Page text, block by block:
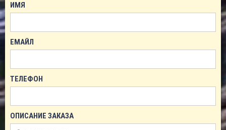
ИМЯ
ЕМАЙЛ
ТЕЛЕФОН
ОПИСАНИЕ ЗАКАЗА